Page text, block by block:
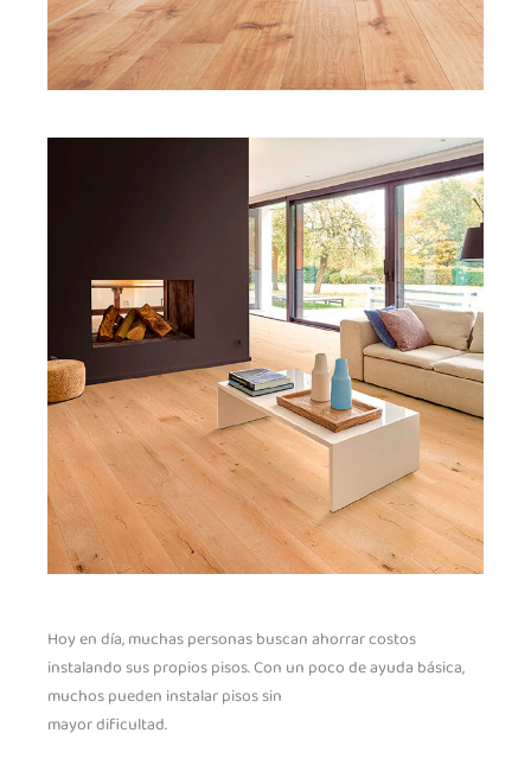
Hoy en día, muchas personas buscan ahorrar costos
instalando sus propios pisos. Con un poco de ayuda básica,
muchos pueden instalar pisos sin
mayor dificultad.